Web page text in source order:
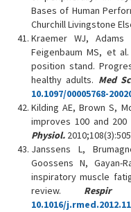
Bases of Human
Churchill Livingstone
Kraemer WJ,
Feigenbaum MS, et
position stand.
healthy adults. Med
10.1097/00005768-
Kilding AE, Brown S,
improves 100 and
Physiol.
Janssens L,
Goossens N,
inspiratory muscle
review. Respir
10.1016/